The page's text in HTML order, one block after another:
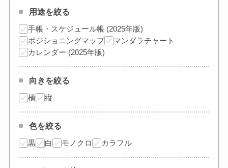
用途を絞る
手帳・スケジュール帳 (2025年版)
ポジショニングマップ
マンダラチャート
カレンダー (2025年版)
向きを絞る
横 縦
色を絞る
黒 白 モノクロ カラフル